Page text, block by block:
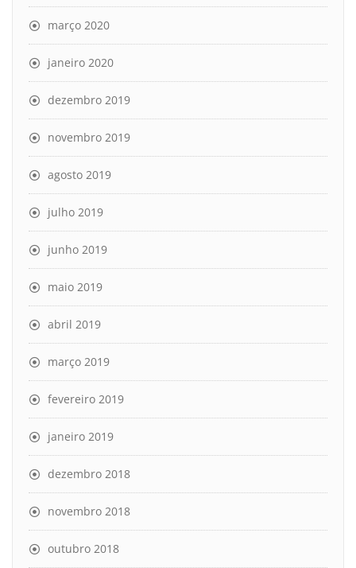
março 2020
janeiro 2020
dezembro 2019
novembro 2019
agosto 2019
julho 2019
junho 2019
maio 2019
abril 2019
março 2019
fevereiro 2019
janeiro 2019
dezembro 2018
novembro 2018
outubro 2018